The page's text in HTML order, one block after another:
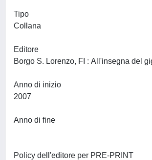
Tipo
Collana
Editore
Anno di inizio
Anno di fine
Policy dell'editore per PRE-PRINT